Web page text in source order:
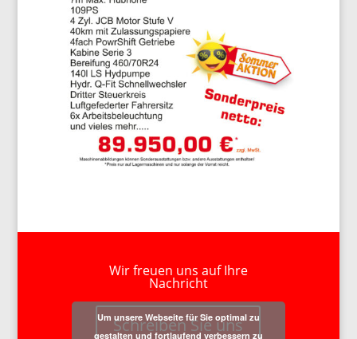
Wir freuen uns auf Ihre
Nachricht
Schreiben Sie uns
Um unsere Webseite für Sie optimal zu
gestalten und fortlaufend verbessern zu